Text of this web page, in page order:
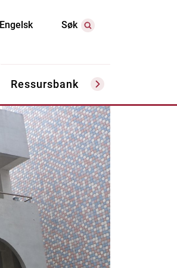
Engelsk Søk
Ressursbank